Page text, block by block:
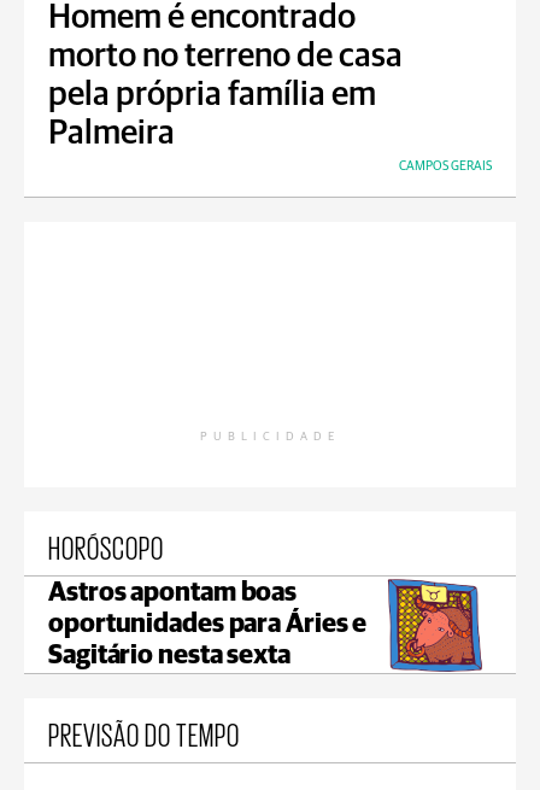
Homem é encontrado
morto no terreno de casa
pela própria família em
Palmeira
CAMPOS GERAIS
PUBLICIDADE
HORÓSCOPO
Astros apontam boas
oportunidades para Áries e
Sagitário nesta sexta
PREVISÃO DO TEMPO